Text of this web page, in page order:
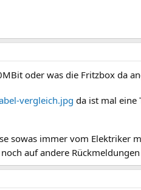
oder was die Fritzbox da
vergleich.jpg da ist mal eine
sowas immer vom Elektriker
auf andere